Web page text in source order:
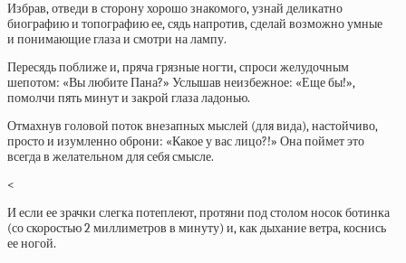
Избрав, отведи в сторону хорошо знакомого, узнай деликатно
биографию и топографию ее, сядь напротив, сделай возможно умные
и понимающие глаза и смотри на лампу.
Пересядь поближе и, пряча грязные ногти, спроси желудочным
шепотом: «Вы любите Пана?» Услышав неизбежное: «Еще бы!»,
помолчи пять минут и закрой глаза ладонью.
Отмахнув головой поток внезапных мыслей (для вида), настойчиво,
просто и изумленно оброни: «Какое у вас лицо?!» Она поймет это
всегда в желательном для себя смысле.
<
И если ее зрачки слегка потеплеют, протяни под столом носок ботинка
(со скоростью 2 миллиметров в минуту) и, как дыхание ветра, коснись
ее ногой.